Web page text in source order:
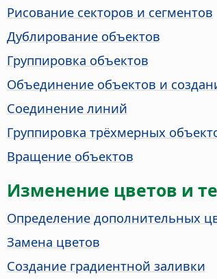
Рисование секторов и сегментов
Дублирование объектов
Группировка объектов
Объединение объектов и
Соединение линий
Группировка трёхмерных
Вращение объектов
Изменение цветов и
Определение дополнительных
Замена цветов
Создание градиентной заливки